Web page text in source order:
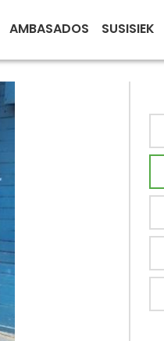
AMBASADOS SUSISIEK